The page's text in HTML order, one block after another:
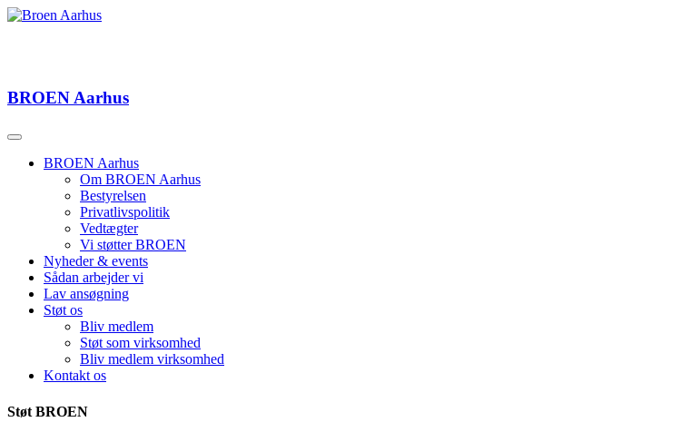
BROEN Aarhus
BROEN Aarhus
Om BROEN Aarhus
Bestyrelsen
Privatlivspolitik
Vedtægter
Vi støtter BROEN
Nyheder & events
Sådan arbejder vi
Lav ansøgning
Støt os
Bliv medlem
Støt som virksomhed
Bliv medlem virksomhed
Kontakt os
Støt BROEN